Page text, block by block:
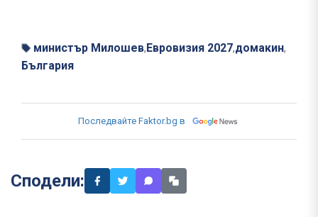
министър Милошев, Евровизия 2027,домакин,
България
Последвайте Faktor.bg в
Сподели: